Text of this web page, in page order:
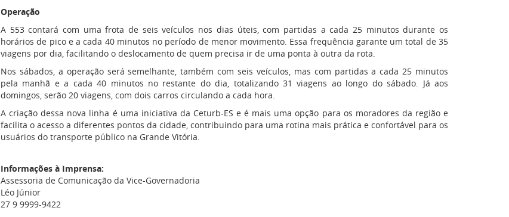
Operação
A 553 contará com uma frota de seis veículos nos dias úteis, com partidas a cada 25 minutos durante os
horários de pico e a cada 40 minutos no período de menor movimento. Essa frequência garante um total de 35
viagens por dia, facilitando o deslocamento de quem precisa ir de uma ponta à outra da rota.
Nos sábados, a operação será semelhante, também com seis veículos, mas com partidas a cada 25 minutos
pela manhã e a cada 40 minutos no restante do dia, totalizando 31 viagens ao longo do sábado. Já aos
domingos, serão 20 viagens, com dois carros circulando a cada hora.
A criação dessa nova linha é uma iniciativa da Ceturb-ES e é mais uma opção para os moradores da região e
facilita o acesso a diferentes pontos da cidade, contribuindo para uma rotina mais prática e confortável para os
usuários do transporte público na Grande Vitória.
Informações à Imprensa:
Assessoria de Comunicação da Vice-Governadoria
Léo Júnior
27 9 9999-9422